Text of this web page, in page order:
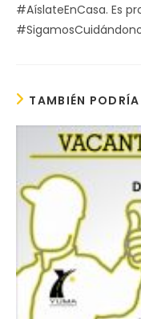
#AíslateEnCasa. Es
TAMBIÉN